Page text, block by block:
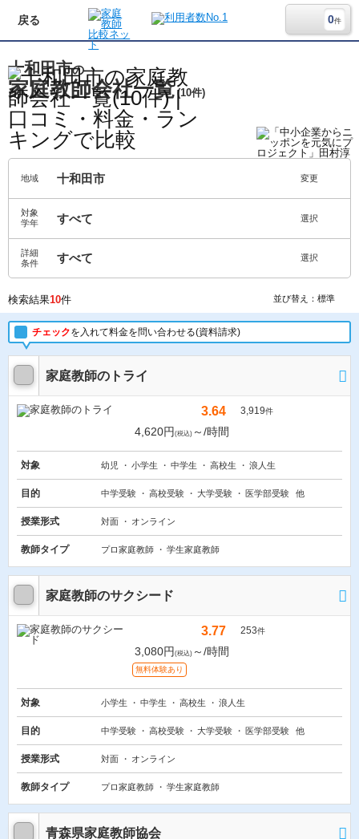
戻る 0件
十和田市の
家庭教師会社一覧 (10件)
地域 十和田市 変更
対象
学年
すべて 選択
詳細
条件
すべて 選択
検索結果10件 並び替え：標準
チェックを入れて料金を問い合わせる(資料請求)
家庭教師のトライ
3.64 3,919件
4,620円 (税込) ～/時間
対象 幼児 小学生 中学生 高校生 浪人生
目的 中学受験 高校受験 大学受験 医学部受験 他
授業形式 対面 オンライン
教師タイプ プロ家庭教師 学生家庭教師
家庭教師のサクシード
3.77 253件
3,080円 (税込) ～/時間
無料体験あり
対象 小学生 中学生 高校生 浪人生
目的 中学受験 高校受験 大学受験 医学部受験 他
授業形式 対面 オンライン
教師タイプ プロ家庭教師 学生家庭教師
青森県家庭教師協会